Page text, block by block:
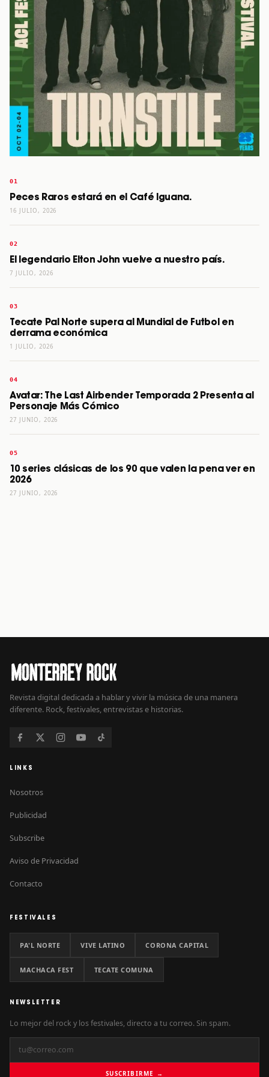
Peces Raros estará en el Café Iguana.
16 JULIO, 2026
El legendario Elton John vuelve a nuestro país.
7 JULIO, 2026
Tecate Pal Norte supera al Mundial de Futbol en
derrama económica
1 JULIO, 2026
Avatar: The Last Airbender Temporada 2 Presenta al
Personaje Más Cómico
27 JUNIO, 2026
10 series clásicas de los 90 que valen la pena ver en
2026
27 JUNIO, 2026
Revista digital dedicada a hablar y vivir la música de una manera
diferente. Rock, festivales, entrevistas e historias.
LINKS
Nosotros
Publicidad
Subscribe
Aviso de Privacidad
Contacto
FESTIVALES
PA'L NORTE VIVE LATINO CORONA CAPITAL
MACHACA FEST TECATE COMUNA
NEWSLETTER
Lo mejor del rock y los festivales, directo a tu correo. Sin spam.
SUSCRIBIRME →